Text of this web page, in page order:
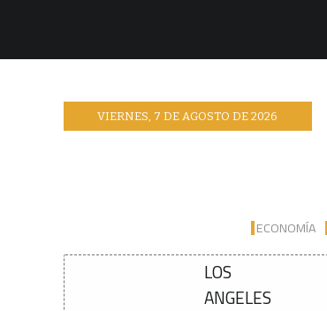
ECONOMÍA
VIERNES, 7 DEAGOSTO DE2026
LOS
ANGELES